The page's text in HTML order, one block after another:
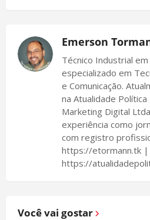
Emerson
Técnico Industrial
especializado em
e Comunicação.
na Atualidade Política
Marketing Digital
experiência como
com registro
https://etormann.tk |
https://
Você vai gostar